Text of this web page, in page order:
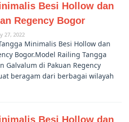
Besi Hollow dan
Regency Bogor
27, 2022
Minimalis Besi Hollow dan
Bogor.Model Railing Tangga
Galvalum di Pakuan Regency
beragam dari berbagai wilayah
Besi Hollow dan